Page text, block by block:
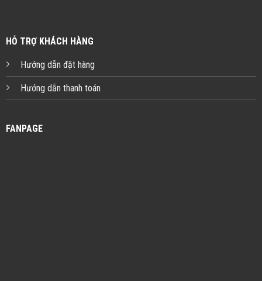
HỖ TRỢ KHÁCH HÀNG
Hướng dẫn đặt hàng
Hướng dẫn thanh toán
FANPAGE